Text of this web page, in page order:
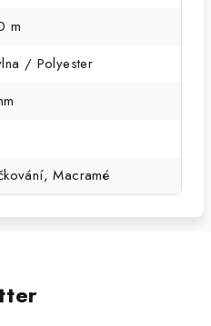
m
/ Polyester
Macramé